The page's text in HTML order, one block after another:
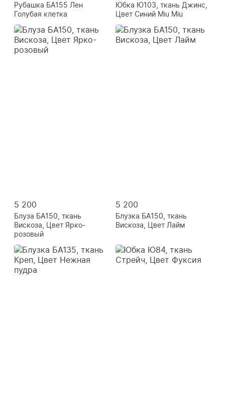
Рубашка БА155 Лен
Голубая клетка
Юбка Ю103, ткань Джинс,
Цвет Синий Miu Miu
5 200
Блуза БА150, ткань
Вискоза, Цвет Ярко-
розовый
5 200
Блузка БА150, ткань
Вискоза, Цвет Лайм